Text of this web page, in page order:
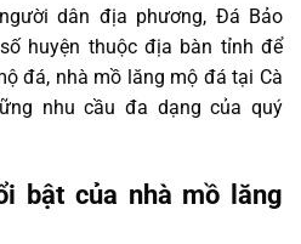
dân địa phương, Đá Bảo
huyện thuộc địa bàn tỉnh để
đá, nhà mồ lăng mộ đá tại Cà
nhu cầu đa dạng của quý
bật của nhà mồ lăng